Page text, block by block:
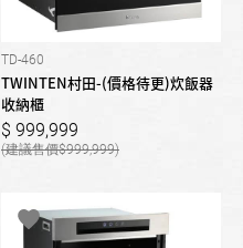
TD-460
TWINTEN村田-(價格待更)炊飯器
收納櫃
999,999
999,999